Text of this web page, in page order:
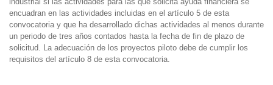
encuadran en las actividades incluidas en el artículo 5 de esta
convocatoria y que ha desarrollado dichas actividades al menos durante
un periodo de tres años contados hasta la fecha de fin de plazo de
solicitud. La adecuación de los proyectos piloto debe de cumplir los
requisitos del artículo 8 de esta convocatoria.